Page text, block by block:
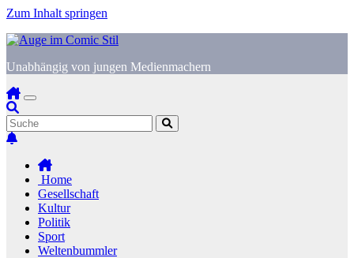
Zum Inhalt springen
Unabhängig von jungen Medienmachern
Home
Gesellschaft
Kultur
Politik
Sport
Weltenbummler